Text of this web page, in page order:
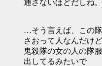
通さないほどだしね。
…そう言えば、この
さおって人なんだけ
鬼殺隊の女の人の隊
出してるみたいで